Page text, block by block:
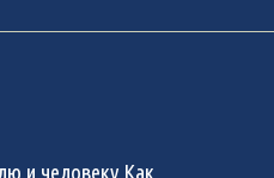
и человеку Как